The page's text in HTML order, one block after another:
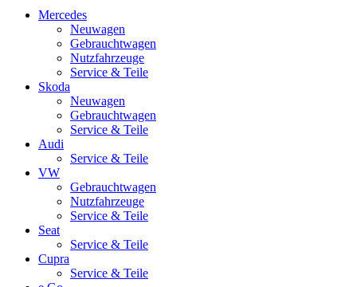
Mercedes
Neuwagen
Gebrauchtwagen
Nutzfahrzeuge
Service & Teile
Skoda
Neuwagen
Gebrauchtwagen
Service & Teile
Audi
Service & Teile
VW
Gebrauchtwagen
Nutzfahrzeuge
Service & Teile
Seat
Service & Teile
Cupra
Service & Teile